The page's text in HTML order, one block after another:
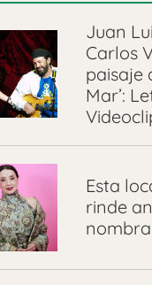
Juan
Carlos
paisaje
Mar’:
Esta
rinde